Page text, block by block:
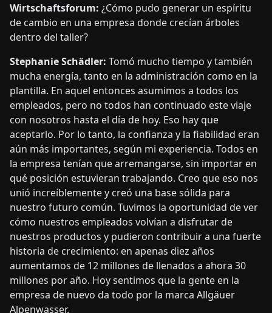
Wirtschaftsforum: ¿Cómo pudo generar un espíritu
de cambio en una empresa donde crecían árboles
dentro del taller?
Stephanie Schädler: Tomó mucho tiempo y también
mucha energía, tanto en la administración como en la
plantilla. En aquel entonces asumimos a todos los
empleados, pero no todos han continuado este viaje
con nosotros hasta el día de hoy. Eso hay que
aceptarlo. Por lo tanto, la confianza y la fiabilidad eran
aún más importantes, según mi experiencia. Todos en
la empresa tenían que arremangarse, sin importar en
qué posición estuvieran trabajando. Creo que eso nos
unió increíblemente y creó una base sólida para
nuestro futuro común. Tuvimos la oportunidad de ver
cómo nuestros empleados volvían a disfrutar de
nuestros productos y pudieron contribuir a una fuerte
historia de crecimiento: en apenas diez años
aumentamos de 12 millones de llenados a ahora 30
millones por año. Hoy sentimos que la gente en la
empresa de nuevo da todo por la marca Allgäuer
Alpenwasser.